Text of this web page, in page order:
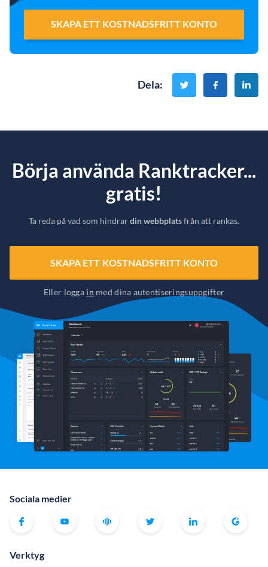
SKAPA ETT KOSTNADSFRITT KONTO
Dela:
Börja använda Ranktracker...
gratis!
Ta reda på vad som hindrardin webbplatsfrån att rankas.
SKAPA ETT KOSTNADSFRITT KONTO
Eller logga in med dina autentiseringsuppgifter
Sociala medier
Verktyg